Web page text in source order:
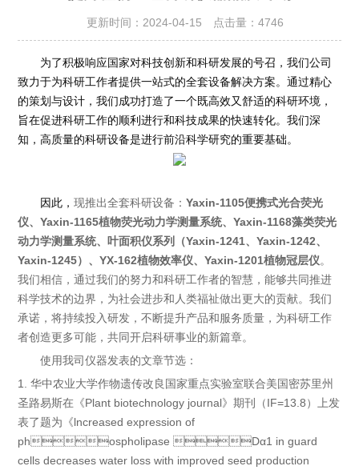
更新时间：2024-04-15 点击量： 4746
为了积极响应国家对科技创新和科研发展的号召，我们公司
致力于为科研工作者提供一站式的全套设备解决方案。通过精心
的策划与设计，我们成功打造了一个既高效又舒适的科研环境，
旨在促进科研工作的顺利进行和科技成果的快速转化。我们深
知，高质量的科研设备是进行前沿科学研究的重要基础。
因此，现推出全套科研设备：Yaxin-1105便携式光合荧光
仪、Yaxin-1165植物荧光动力学测量系统、Yaxin-1168藻类荧光
动力学测量系统、叶面积仪系列（Yaxin-1241、Yaxin-1242、
Yaxin-1245）、YX-162植物效率仪、Yaxin-1201植物冠层仪。
我们相信，通过我们的努力和科研工作者的智慧，能够共同推进
科学技术的边界，为社会进步和人类福祉做出更大的贡献。我们
承诺，将持续投入研发，不断提升产品和服务质量，为科研工作
者创造更多可能，共同开启科研事业的新篇章。
使用我司仪器发表的文章节选：
1.华中农业大学作物遗传改良国家重点实验室联合美国密苏里州
圣路易斯在《Plant biotechnology journal》期刊（IF=13.8）上发
表了题为《lncreased expression of
phospholipase Dα1 in guard
cells decreases water loss with improved seed production